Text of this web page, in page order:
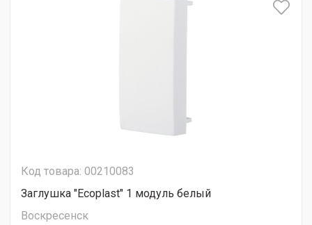
Код товара: 00210083
Заглушка "Ecoplast" 1 модуль белый
Воскресенск